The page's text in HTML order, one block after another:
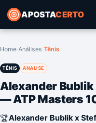
APOSTACERTO
Home Análises Tênis
TÊNIS ANALISE
Alexander
— ATP Masters
🏆Alexander Bublik x